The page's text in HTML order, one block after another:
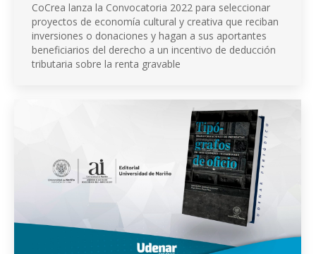
CoCrea lanza la Convocatoria 2022 para seleccionar
proyectos de economía cultural y creativa que reciban
inversiones o donaciones y hagan a sus aportantes
beneficiarios del derecho a un incentivo de deducción
tributaria sobre la renta gravable